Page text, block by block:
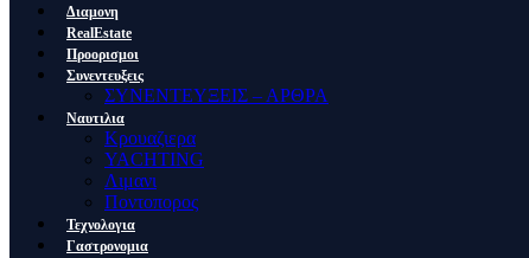
Διαμονη
RealEstate
Προορισμοι
Συνεντευξεις
ΣΥΝΕΝΤΕΥΞΕΙΣ – ΑΡΘΡΑ
Ναυτιλια
Κρουαζιερα
YACHTING
Λιμανι
Ποντοπορος
Τεχνολογια
Γαστρονομια